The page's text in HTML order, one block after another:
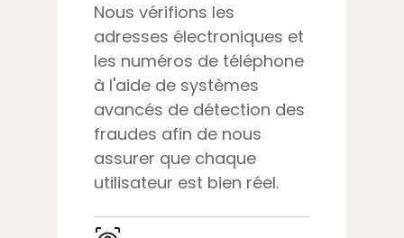
Nous vérifions les
adresses électroniques et
les numéros de téléphone
à l'aide de systèmes
avancés de détection des
fraudes afin de nous
assurer que chaque
utilisateur est bien réel.